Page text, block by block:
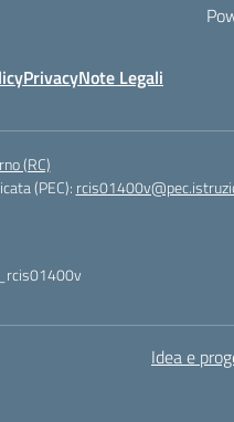
PrivacyNote Legali
(RC)
(PEC):
Idea e